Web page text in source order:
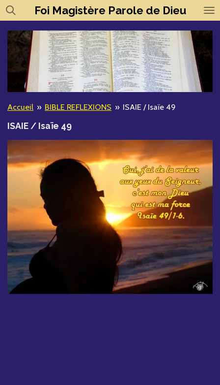
Passer
au
contenu
principal
Foi Magistère Parole de Dieu
Accueil » BIBLE REFLEXIONS » ISAIE / Isaïe 49
ISAIE / Isaïe 49